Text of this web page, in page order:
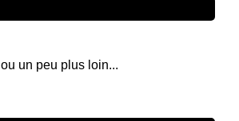
ou un peu plus loin...